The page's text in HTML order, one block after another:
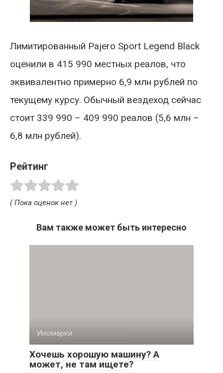
Лимитированный Pajero Sport Legend Black
оценили в 415 990 местных реалов, что
эквивалентно примерно 6,9 млн рублей по
текущему курсу. Обычный вездеход сейчас
стоит 339 990 – 409 990 реалов (5,6 млн –
6,8 млн рублей).
Рейтинг
( Пока оценок нет )
Вам также может быть интересно
Иномарки
Хочешь хорошую машину? А
может, не там ищете?